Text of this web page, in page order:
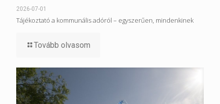
2026-07-01
Tájékoztató a kommunális adóról – egyszerűen, mindenkinek
Tovább olvasom